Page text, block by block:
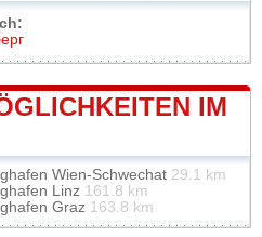
IM
Wien-Schwechat 29.1 km
Linz 161.8 km
Graz 163.8 km